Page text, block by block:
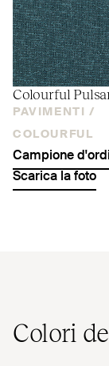
Colourful
PAVIMENTI /
COLOURFUL
Campione
Scarica la foto
Colori